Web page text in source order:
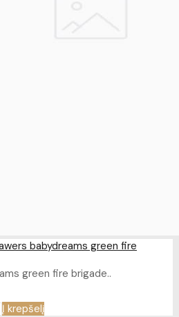
babydreams green fire
green fire brigade..
Į krepšelį